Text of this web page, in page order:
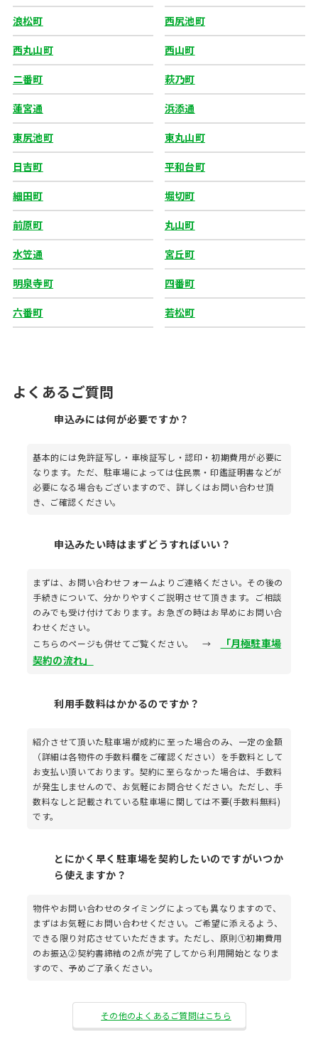
浪松町 西尻池町
西丸山町 西山町
二番町 萩乃町
蓮宮通 浜添通
東尻池町 東丸山町
日吉町 平和台町
細田町 堀切町
前原町 丸山町
水笠通 宮丘町
明泉寺町 四番町
六番町 若松町
よくあるご質問
申込みには何が必要ですか？
基本的には免許証写し・車検証写し・認印・初期費用が必要に
なります。ただ、駐車場によっては住民票・印鑑証明書などが
必要になる場合もございますので、詳しくはお問い合わせ頂
き、ご確認ください。
申込みたい時はまずどうすればいい？
まずは、お問い合わせフォームよりご連絡ください。その後の
手続きについて、分かりやすくご説明させて頂きます。ご相談
のみでも受け付けております。お急ぎの時はお早めにお問い合
わせください。
こちらのページも併せてご覧ください。 →
「月極駐車場
契約の流れ」
利用手数料はかかるのですか？
紹介させて頂いた駐車場が成約に至った場合のみ、一定の金額
（詳細は各物件の手数料欄をご確認ください）を手数料として
お支払い頂いております。契約に至らなかった場合は、手数料
が発生しませんので、お気軽にお問合せください。ただし、手
数料なしと記載されている駐車場に関しては不要(手数料無料)
です。
とにかく早く駐車場を契約したいのですがいつか
ら使えますか？
物件やお問い合わせのタイミングによっても異なりますので、
まずはお気軽にお問い合わせください。ご希望に添えるよう、
できる限り対応させていただきます。ただし、原則①初期費用
のお振込②契約書締結の2点が完了してから利用開始となりま
すので、予めご了承ください。
その他のよくあるご質問はこちら